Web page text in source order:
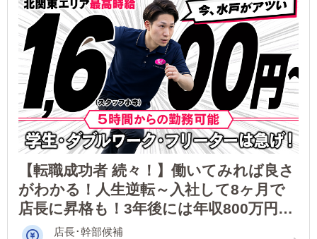
【転職成功者 続々！】働いてみれば良さ
がわかる！人生逆転～入社して8ヶ月で
店長に昇格も！3年後には年収800万円以
上だって目指せます！
店長･幹部候補